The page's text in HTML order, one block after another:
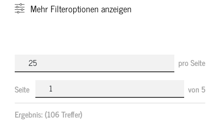
Mehr Filteroptionen anzeigen
pro Seite
Seite von 5
Ergebnis:(106 Treffer)